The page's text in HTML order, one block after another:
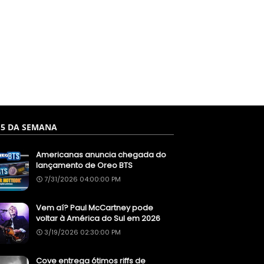
DA SEMANA
Americanas anuncia chegada do
lançamento de Oreo BTS
7/31/2026 04:00:00 PM
Vem aí? Paul McCartney pode
voltar à América do Sul em 2026
3/19/2026 02:30:00 PM
Cove entrega ótimos riffs de